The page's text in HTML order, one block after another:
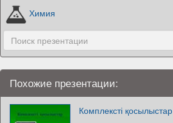
Химия
Похожие презентации:
Комплексті қосылыстар